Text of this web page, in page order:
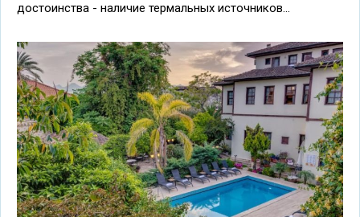
достоинства - наличие термальных источников...